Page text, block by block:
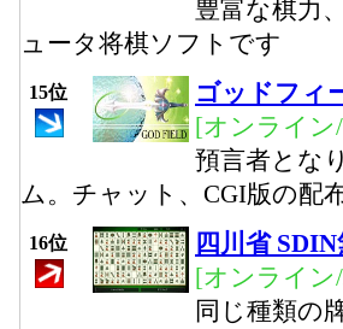
豊富な棋力
ュータ将棋ソフトです
15位
ゴッドフィ
[オンライン
預言者とな
ム。チャット、CGI版の配
16位
四川省
[オンライン
同じ種類の